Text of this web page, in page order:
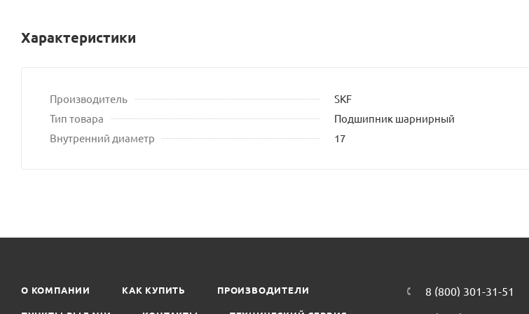
Характеристики
Производитель
SKF
Тип товара
Подшипник шарнирный
Внутренний диаметр
17
О КОМПАНИИ КАК КУПИТЬ ПРОИЗВОДИТЕЛИ 8 (800) 301-31-51